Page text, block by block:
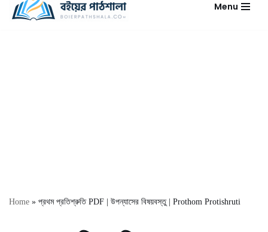
content
Menu
Home » প্রথম প্রতিশ্রুতি PDF | উপন্যাসের বিষয়বস্তু | Prothom Protishruti